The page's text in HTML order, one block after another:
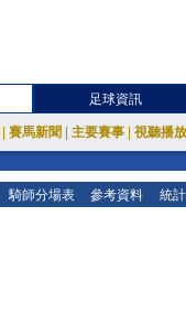
足球資訊
賽馬新聞 主要賽事 視聽播
騎師分場表 參考資料 統